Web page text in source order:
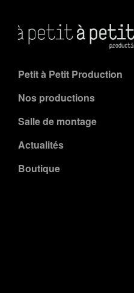
Petit à Petit Production
Nos productions
Salle de montage
Actualités
Boutique